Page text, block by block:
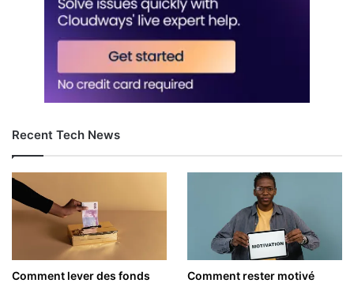
Recent Tech News
Comment lever des fonds
Comment rester motivé